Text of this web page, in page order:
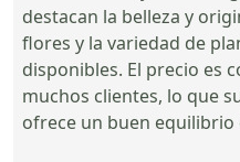
destacan la belleza y
flores y la variedad de
disponibles. El precio es
muchos clientes, lo que
ofrece un buen equilibrio